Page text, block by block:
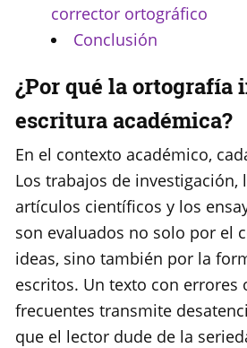
corrector ortográfico
Conclusión
¿Por qué la ortografía
escritura académica?
En el contexto académico,
Los trabajos de investigación,
artículos científicos y los
son evaluados no solo por el
ideas, sino también por la
escritos. Un texto con errores
frecuentes transmite
que el lector dude de la